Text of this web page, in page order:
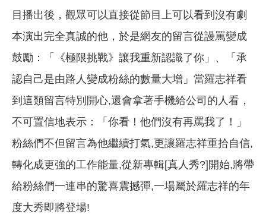
目播出後，觀眾可以直接從節目上可以看到沒有劇
本演出完全真誠的他，於是網友的留言從謾罵變成
鼓勵：「《極限挑戰》讓我重新認識了你」、「承
認自己是由路人變成粉絲的數量大增」當羅志祥看
到這類留言特別開心,還會拿著手機給公司的人看，
不可置信地表示：「你看！他們沒有再罵我了！」
粉絲們不但留言為他繼續打氣,更讓羅志祥重拾自信,
轉化成更強的工作能量,從新專輯[真人秀?]開始,將帶
給粉絲們一連串的驚喜震撼彈,一場屬於羅志祥的年
度大秀即將登場!